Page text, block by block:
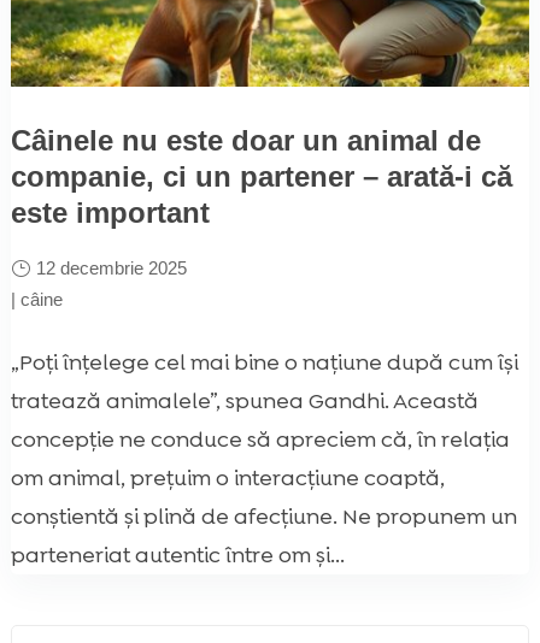
Câinele nu este doar un animal de
companie, ci un partener – arată-i că
este important
12 decembrie 2025
| câine
„Poți înțelege cel mai bine o națiune după cum își
tratează animalele”, spunea Gandhi. Această
concepție ne conduce să apreciem că, în relația
om animal, prețuim o interacțiune coaptă,
conștientă și plină de afecțiune. Ne propunem un
parteneriat autentic între om și...